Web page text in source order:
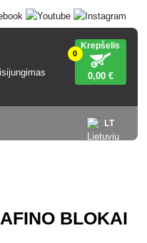
0
Krepšelis
0,00 €
LT
BLOKAI